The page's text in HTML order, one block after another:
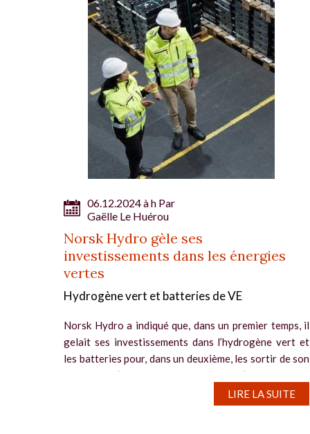
06.12.2024 à h Par
Gaëlle Le Huérou
Norsk Hydro gèle ses
investissements dans les énergies
vertes
Hydrogène vert et batteries de VE
Norsk Hydro a indiqué que, dans un premier temps, il
gelait ses investissements dans l’hydrogène vert et
les batteries pour, dans un deuxième, les sortir de son
périmètre d’activité. Le producteur d’aluminium est
LIRE LA SUITE